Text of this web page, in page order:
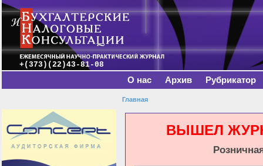
+(373)(22)43-81-08
Главное меню
О нас Архив Рубрикатор
Вы здесь
Главная
ВЫШЕЛ